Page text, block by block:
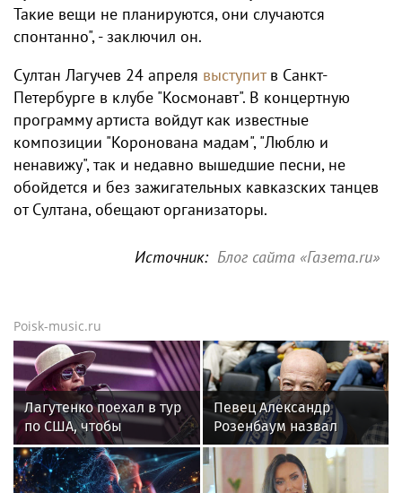
Такие вещи не планируются, они случаются
спонтанно", - заключил он.
Султан Лагучев 24 апреля выступитв Санкт-
Петербурге в клубе "Космонавт". В концертную
программу артиста войдут как известные
композиции "Коронована мадам", "Люблю и
ненавижу", так и недавно вышедшие песни, не
обойдется и без зажигательных кавказских танцев
от Султана, обещают организаторы.
Источник: Блог сайта «Газета.ru»
Poisk-music.ru
Лагутенко поехал в тур
по США, чтобы
наскрести на
восстановление
сгоревшего дома
Певец Александр
Розенбаум назвал
Любовь Орлову
настоящей звездой